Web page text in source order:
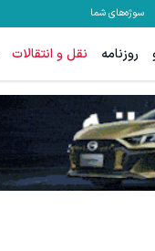
سوژه‌های شما
روزنامه نقل و انتقالات
جای بخیه داری؟؟ فقط در 3 هفته ترمیمش کن!😍